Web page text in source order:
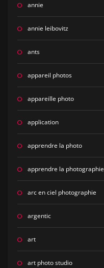
annie
annie leibovitz
ants
appareil photos
appareille photo
application
apprendre la photo
apprendre la photographie
arc en ciel photographie
argentic
art
art photo studio